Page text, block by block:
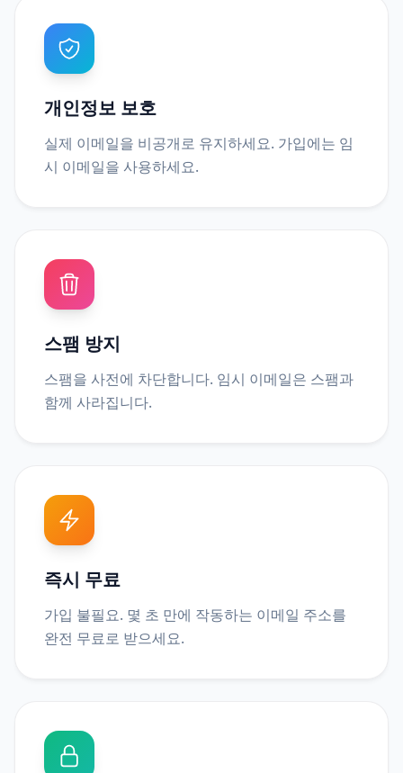
개인정보 보호
실제 이메일을 비공개로 유지하세요. 가입에는 임
시 이메일을 사용하세요.
스팸 방지
스팸을 사전에 차단합니다. 임시 이메일은 스팸과
함께 사라집니다.
즉시 무료
가입 불필요. 몇 초 만에 작동하는 이메일 주소를
완전 무료로 받으세요.